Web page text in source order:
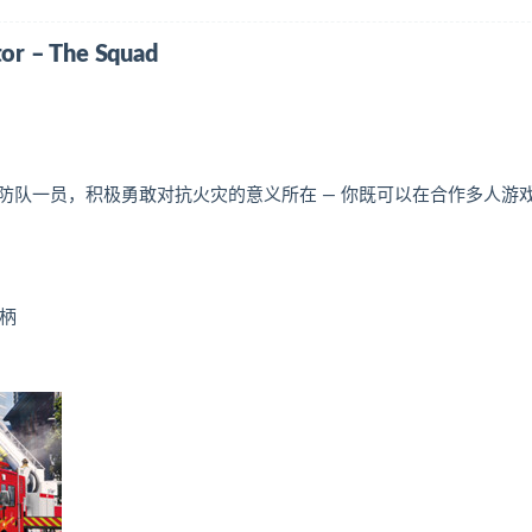
– The Squad
队一员，积极勇敢对抗火灾的意义所在 — 你既可以在合作多人游